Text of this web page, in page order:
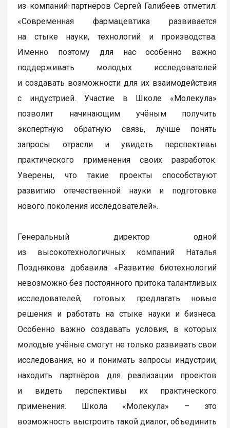
из компаний-партнёров Сергей Галибеев отметил:
«Современная фармацевтика развивается
на стыке науки, технологий и производства.
Именно поэтому для нас особенно важно
поддерживать молодых исследователей
и создавать возможности для их взаимодействия
с индустрией. Участие в Школе «Молекула»
позволит начинающим учёным получить
экспертную обратную связь, лучше понять
запросы отрасли и увидеть перспективы
практического применения своих разработок.
Уверены, что такие проекты способствуют
развитию отечественной науки и подготовке
нового поколения исследователей».
Генеральный директор одной
из высокотехнологичных компаний Наталья
Позднякова добавила: «Развитие биотехнологий
невозможно без постоянного притока талантливых
исследователей, готовых предлагать новые
решения и работать на стыке науки и бизнеса.
Особенно важно создавать условия, в которых
молодые учёные смогут не только развивать свои
исследования, но и понимать запросы индустрии,
находить партнёров для реализации проектов
и видеть перспективы их практического
применения. Школа «Молекула» – это
возможность выстроить такой диалог, объединить